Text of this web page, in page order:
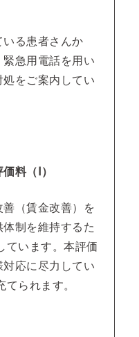
る患者さんか
急用電話を用い
をご案内してい
料（Ⅰ）
（賃金改善）を
制を維持するた
ています。本評価
応に尽力してい
られます。